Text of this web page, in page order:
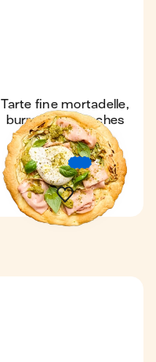
Tarte fine mortadelle,
burrata & pistaches
Coup de ❤️
4,8
34 min
€€€4